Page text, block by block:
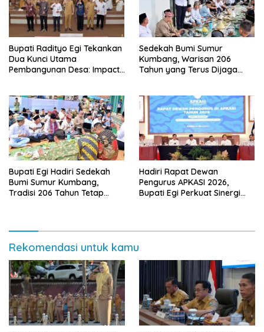
Bupati Radityo Egi Tekankan
Dua Kunci Utama
Pembangunan Desa: Impact
Sedekah Bumi Sumur
Kumbang, Warisan 206
Tahun yang Terus Dijaga
Bupati Egi Hadiri Sedekah
Bumi Sumur Kumbang,
Tradisi 206 Tahun Tetap
Hadiri Rapat Dewan
Pengurus APKASI 2026,
Bupati Egi Perkuat Sinergi
Rekomendasi untuk kamu